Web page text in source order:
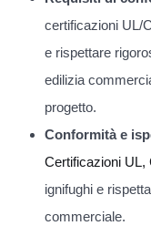
certificazioni UL/
e rispettare
edilizia
progetto.
Conformità e
Certificazioni UL,
ignifughi e
commerciale.